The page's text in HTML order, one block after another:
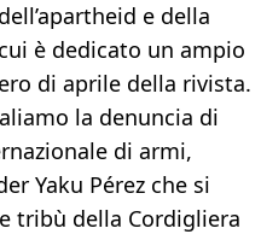
e della
è dedicato un ampio
di aprile della rivista.
la denuncia di
di armi,
Yaku Pérez che si
tribù della Cordigliera